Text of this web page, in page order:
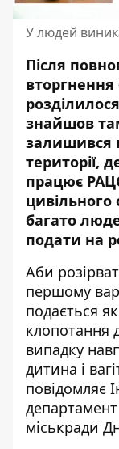
У людей
Після
вторгнення
знайшов
залишився
території,
працює
цивільного
багато
подати на
Аби
першому
подається
клопотання
випадку
дитина і
повідомляє
міськради